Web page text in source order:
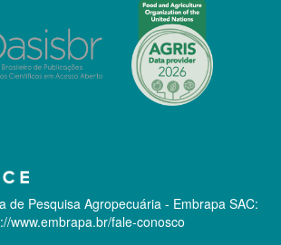
de Pesquisa Agropecuária - Embrapa SAC:
www.embrapa.br/fale-conosco